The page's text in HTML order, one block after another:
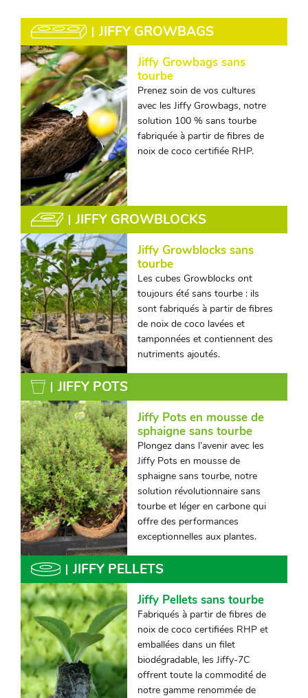
JIFFY GROWBAGS
Jiffy Growbags sans
tourbe
Prenez soin de vos cultures
avec les Jiffy Growbags, notre
solution 100 % sans tourbe
fabriquée à partir de fibres de
noix de coco certifiée RHP.
JIFFY GROWBLOCKS
Jiffy Growblocks sans
tourbe
Les cubes Growblocks ont
toujours été sans tourbe : ils
sont fabriqués à partir de fibres
de noix de coco lavées et
tamponnées et contiennent des
nutriments ajoutés.
JIFFY POTS
Jiffy Pots en mousse de
sphaigne sans tourbe
Plongez dans l’avenir avec les
Jiffy Pots en mousse de
sphaigne sans tourbe, notre
solution révolutionnaire sans
tourbe et léger en carbone qui
offre des performances
exceptionnelles aux plantes.
JIFFY PELLETS
Jiffy Pellets sans tourbe
Fabriqués à partir de fibres de
noix de coco certifiées RHP et
emballées dans un filet
biodégradable, les Jiffy-7C
offrent toute la commodité de
notre gamme renommée de